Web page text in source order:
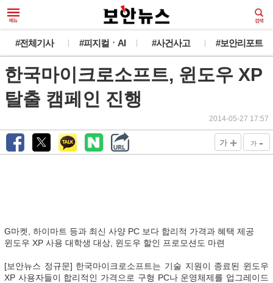
#전체기사 #피지컬ㆍAI #사건사고 #보안리포트
한국마이크로소프트, 윈도우 XP
탈출 캠페인 진행
2014-05-27 17:57
가 + 가 -
G마켓, 하이마트 등과 최신 사양 PC 보다 합리적 가격과 혜택 제공
윈도우 XP 사용 대학생 대상, 윈도우 할인 프로모션도 마련
[보안뉴스 정규문] 한국마이크로소프트는 기술 지원이 종료된 윈도우
XP 사용자들이 합리적인 가격으로 구형 PC나 운영체제를 업그레이드